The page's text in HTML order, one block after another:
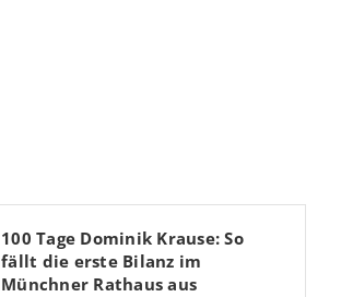
100 Tage Dominik Krause: So
fällt die erste Bilanz im
Münchner Rathaus aus